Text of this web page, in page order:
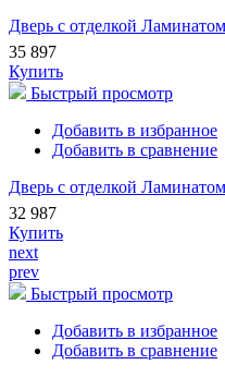
Дверь с отделкой
35 897
Купить
Быстрый просмотр
Добавить в избранное
Добавить в сравнение
Дверь с отделкой
32 987
Купить
next
prev
Быстрый просмотр
Добавить в избранное
Добавить в сравнение